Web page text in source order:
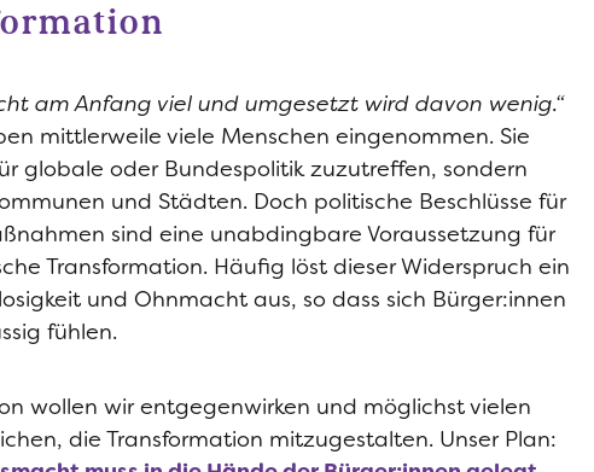
am Anfang viel und umgesetzt wird davon wenig.“
mittlerweile viele Menschen eingenommen. Sie
globale oder Bundespolitik zuzutreffen, sondern
und Städten. Doch politische Beschlüsse für
sind eine unabdingbare Voraussetzung für
Transformation. Häufig löst dieser Widerspruch ein
und Ohnmacht aus, so dass sich Bürger:innen
fühlen.
wollen wir entgegenwirken und möglichst vielen
die Transformation mitzugestalten. Unser Plan: